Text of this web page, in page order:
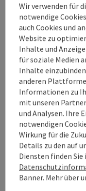
jeden etwas
Kontakt
Öffnungszeiten
Küche
Ausstattung
Preise
Wir verwenden für
notwendige
auch Cookies und
Website zu
Inhalte und
für soziale Medien
Inhalte
anderen
Informationen zu
mit unseren
und Analysen. Ihre
notwendigen
Wirkung für die
Details zu den auf
Diensten finden Sie
Banner. Mehr über